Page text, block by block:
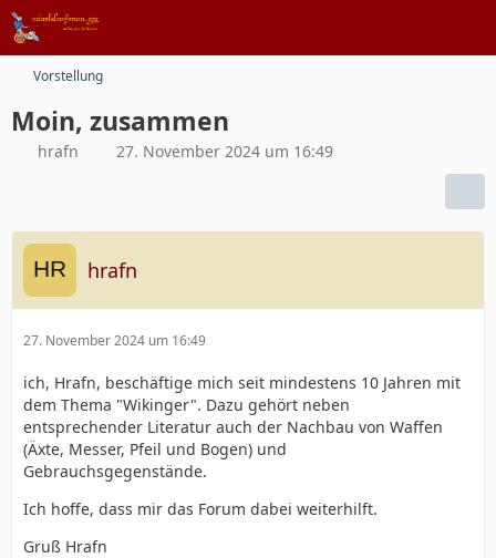
Vorstellung
Moin, zusammen
hrafn 27. November 2024 um 16:49
hrafn
27. November 2024 um 16:49
ich, Hrafn, beschäftige mich seit mindestens 10 Jahren mit
dem Thema "Wikinger". Dazu gehört neben
entsprechender Literatur auch der Nachbau von Waffen
(Äxte, Messer, Pfeil und Bogen) und
Gebrauchsgegenstände.
Ich hoffe, dass mir das Forum dabei weiterhilft.
Gruß Hrafn